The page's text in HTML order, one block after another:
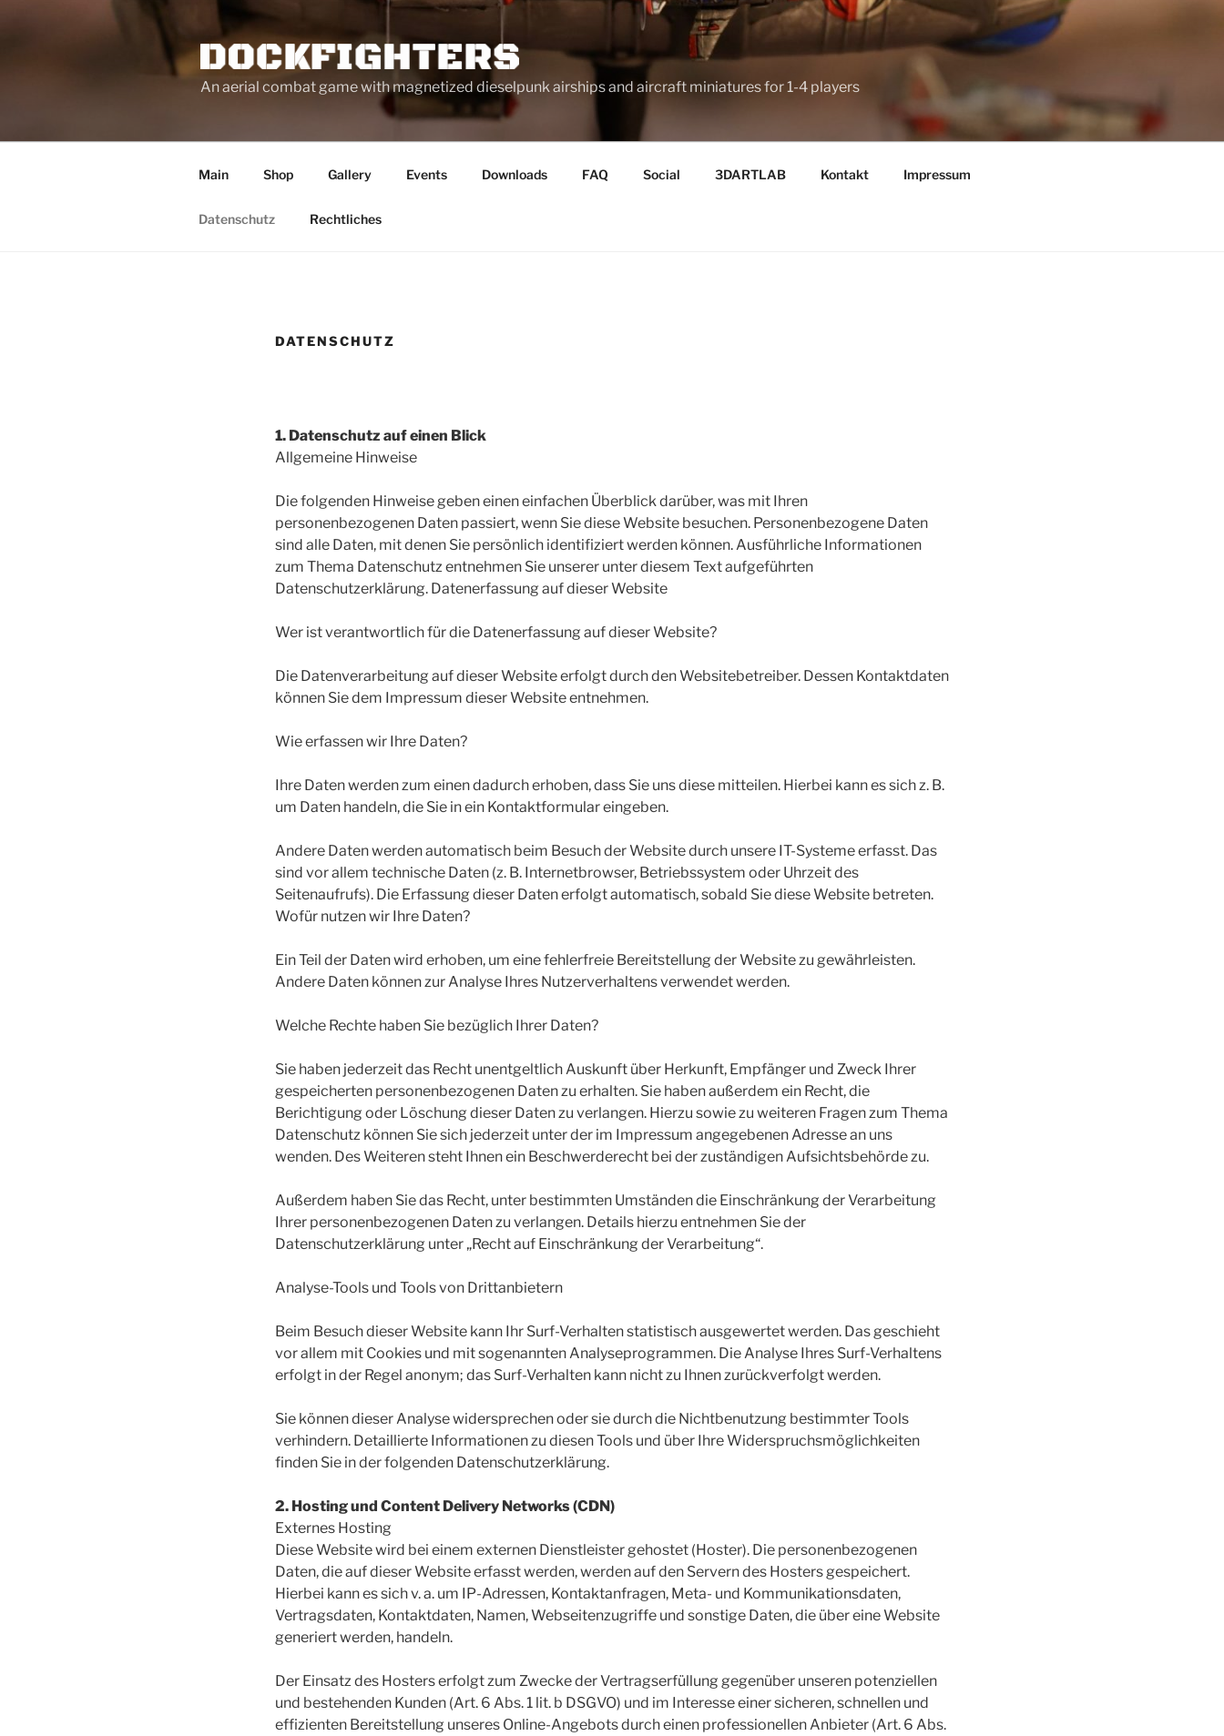
An aerial combat game with magnetized dieselpunk airships and aircraft miniatures for 1-4 players
Main Shop Gallery Events Downloads FAQ Social 3DARTLAB Kontakt Impressum
Datenschutz Rechtliches
DATENSCHUTZ
1. Datenschutz auf einen Blick
Allgemeine Hinweise
Die folgenden Hinweise geben einen einfachen Überblick darüber, was mit Ihren
personenbezogenen Daten passiert, wenn Sie diese Website besuchen. Personenbezogene Daten
sind alle Daten, mit denen Sie persönlich identifiziert werden können. Ausführliche Informationen
zum Thema Datenschutz entnehmen Sie unserer unter diesem Text aufgeführten
Datenschutzerklärung. Datenerfassung auf dieser Website
Wer ist verantwortlich für die Datenerfassung auf dieser Website?
Die Datenverarbeitung auf dieser Website erfolgt durch den Websitebetreiber. Dessen Kontaktdaten
können Sie dem Impressum dieser Website entnehmen.
Wie erfassen wir Ihre Daten?
Ihre Daten werden zum einen dadurch erhoben, dass Sie uns diese mitteilen. Hierbei kann es sich z. B.
um Daten handeln, die Sie in ein Kontaktformular eingeben.
Andere Daten werden automatisch beim Besuch der Website durch unsere IT-Systeme erfasst. Das
sind vor allem technische Daten (z. B. Internetbrowser, Betriebssystem oder Uhrzeit des
Seitenaufrufs). Die Erfassung dieser Daten erfolgt automatisch, sobald Sie diese Website betreten.
Wofür nutzen wir Ihre Daten?
Ein Teil der Daten wird erhoben, um eine fehlerfreie Bereitstellung der Website zu gewährleisten.
Andere Daten können zur Analyse Ihres Nutzerverhaltens verwendet werden.
Welche Rechte haben Sie bezüglich Ihrer Daten?
Sie haben jederzeit das Recht unentgeltlich Auskunft über Herkunft, Empfänger und Zweck Ihrer
gespeicherten personenbezogenen Daten zu erhalten. Sie haben außerdem ein Recht, die
Berichtigung oder Löschung dieser Daten zu verlangen. Hierzu sowie zu weiteren Fragen zum Thema
Datenschutz können Sie sich jederzeit unter der im Impressum angegebenen Adresse an uns
wenden. Des Weiteren steht Ihnen ein Beschwerderecht bei der zuständigen Aufsichtsbehörde zu.
Außerdem haben Sie das Recht, unter bestimmten Umständen die Einschränkung der Verarbeitung
Ihrer personenbezogenen Daten zu verlangen. Details hierzu entnehmen Sie der
Datenschutzerklärung unter „Recht auf Einschränkung der Verarbeitung“.
Analyse-Tools und Tools von Drittanbietern
Beim Besuch dieser Website kann Ihr Surf-Verhalten statistisch ausgewertet werden. Das geschieht
vor allem mit Cookies und mit sogenannten Analyseprogrammen. Die Analyse Ihres Surf-Verhaltens
erfolgt in der Regel anonym; das Surf-Verhalten kann nicht zu Ihnen zurückverfolgt werden.
Sie können dieser Analyse widersprechen oder sie durch die Nichtbenutzung bestimmter Tools
verhindern. Detaillierte Informationen zu diesen Tools und über Ihre Widerspruchsmöglichkeiten
finden Sie in der folgenden Datenschutzerklärung.
2. Hosting und Content Delivery Networks (CDN)
Externes Hosting
Diese Website wird bei einem externen Dienstleister gehostet (Hoster). Die personenbezogenen
Daten, die auf dieser Website erfasst werden, werden auf den Servern des Hosters gespeichert.
Hierbei kann es sich v. a. um IP-Adressen, Kontaktanfragen, Meta- und Kommunikationsdaten,
Vertragsdaten, Kontaktdaten, Namen, Webseitenzugriffe und sonstige Daten, die über eine Website
generiert werden, handeln.
Der Einsatz des Hosters erfolgt zum Zwecke der Vertragserfüllung gegenüber unseren potenziellen
und bestehenden Kunden (Art. 6 Abs. 1 lit. b DSGVO) und im Interesse einer sicheren, schnellen und
effizienten Bereitstellung unseres Online-Angebots durch einen professionellen Anbieter (Art. 6 Abs.